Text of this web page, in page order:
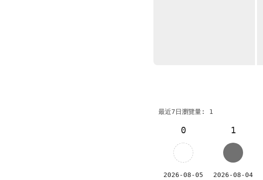
最近7日瀏覽量: 1
0
2026-08-05
1
2026-08-04